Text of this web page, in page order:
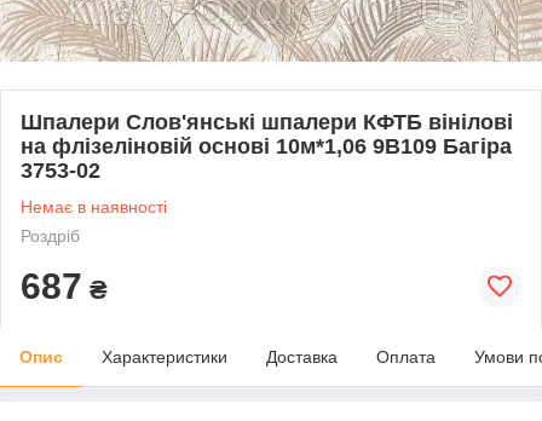
Шпалери Слов'янські шпалери КФТБ вінілові
на флізеліновій основі 10м*1,06 9В109 Багіра
3753-02
Немає в наявності
Роздріб
687 ₴
Опис Характеристики Доставка Оплата Умови